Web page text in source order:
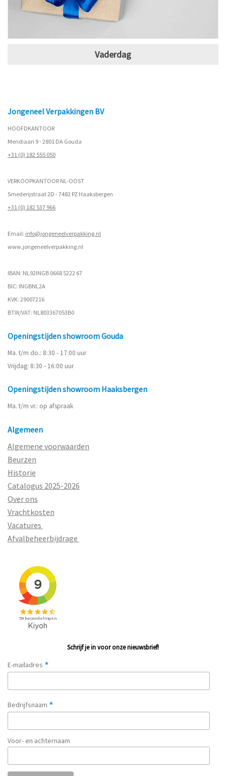
Vaderdag
Jongeneel Verpakkingen BV
HOOFDKANTOOR
Meridiaan 9 - 2801 DA Gouda
+31 (0) 182 555 050
VERKOOPKANTOOR NL-OOST
Smederijstraat 2D - 7482 PZ Haaksbergen
+31 (0) 182 537 966
Email: info@jongeneelverpakking.nl
www.jongeneelverpakking.nl
IBAN: NL92INGB 0668 5222 67
BIC: INGBNL2A
KVK: 29007216
BTW/VAT: NL803367053B0
Openingstijden showroom Gouda
Ma. t/m do.: 8:30 - 17:00 uur
Vrijdag: 8:30 - 16:00 uur
Openingstijden showroom Haaksbergen
Ma. t/m vr.: op afspraak
Algemeen
Algemene voorwaarden
Beurzen
Historie
Catalogus 2025-2026
Over ons
Vrachtkosten
Vacatures
Afvalbeheerbijdrage
Schrijf je in voor onze nieuwsbrief!
E-mailadres *
Bedrijfsnaam *
Voor- en achternaam